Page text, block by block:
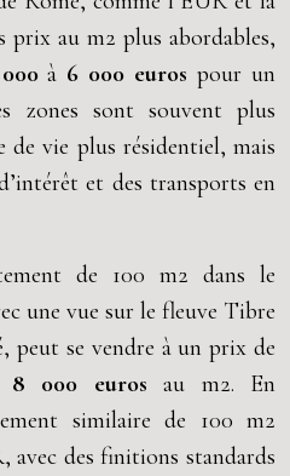
prix au m2 plus abordables,
à 6 000 eurospour un
zones sont souvent plus
vie plus résidentiel, mais
et des transports en
de 100 m2 dans le
une vue sur le fleuve Tibre
peut se vendre à un prix de
8 000 eurosau m2. En
similaire de 100 m2
avec des finitions standards